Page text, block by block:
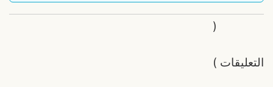
التعليقات
(
)